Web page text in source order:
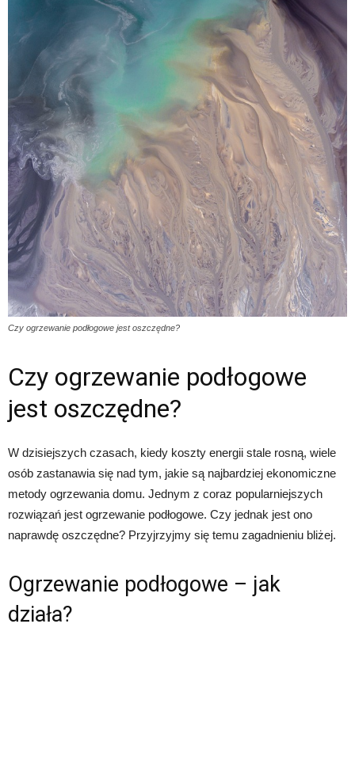
Czy ogrzewanie podłogowe jest oszczędne?
Czy ogrzewanie podłogowe
jest oszczędne?
W dzisiejszych czasach, kiedy koszty energii stale rosną, wiele
osób zastanawia się nad tym, jakie są najbardziej ekonomiczne
metody ogrzewania domu. Jednym z coraz popularniejszych
rozwiązań jest ogrzewanie podłogowe. Czy jednak jest ono
naprawdę oszczędne? Przyjrzyjmy się temu zagadnieniu bliżej.
Ogrzewanie podłogowe – jak
działa?